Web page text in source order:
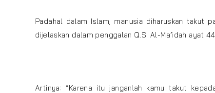
Padahal dalam Islam, manusia diharuskan takut
dijelaskan dalam penggalan Q.S. Al-Ma’idah ayat
Artinya: “Karena itu janganlah kamu takut